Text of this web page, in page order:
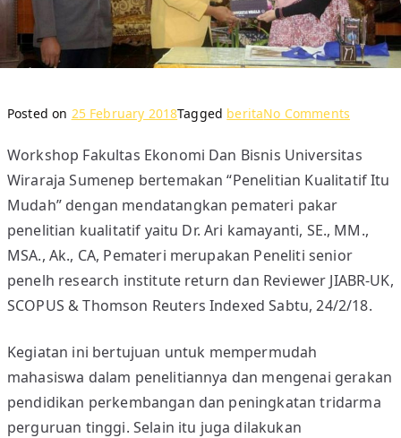
Posted on 25 February 2018Tagged beritaNo Comments
F
E
:
N
E
T
I
Workshop Fakultas Ekonomi Dan Bisnis Universitas
Wiraraja Sumenep bertemakan “Penelitian Kualitatif Itu
Mudah” dengan mendatangkan pemateri pakar
penelitian kualitatif yaitu Dr. Ari kamayanti, SE., MM.,
MSA., Ak., CA, Pemateri merupakan Peneliti senior
penelh research institute return dan Reviewer JIABR-UK,
SCOPUS & Thomson Reuters Indexed Sabtu, 24/2/18.
Kegiatan ini bertujuan untuk mempermudah
mahasiswa dalam penelitiannya dan mengenai gerakan
pendidikan perkembangan dan peningkatan tridarma
perguruan tinggi. Selain itu juga dilakukan